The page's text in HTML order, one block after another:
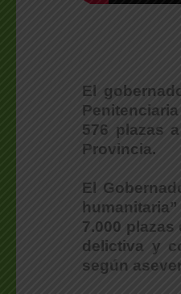
El
576 plazas
Provincia.
El
7.000
delictiva y
según